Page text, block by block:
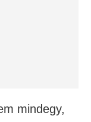
mindegy,